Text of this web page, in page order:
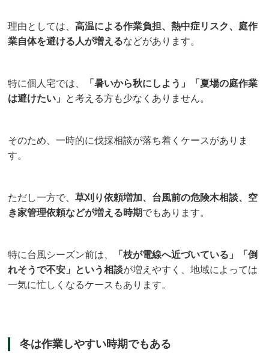
理由としては、高温による作業負担、熱中症リスク、庭作
業自体を避ける人が増えるなどがあります。
特に個人宅では、
「暑いから秋にしよう」「夏場の庭作業
は避けたい」 と考える方も少なくありません。
そのため、一時的に伐採相談が落ち着くケースがありま
す。
ただし一方で、草刈り依頼増加、台風前の危険木相談、空
き家管理依頼などが増える時期でもあります。
特に台風シーズン前は、
「枝が電線へ近づいている」「倒
れそうで不安」という相談が増えやすく、地域によっては
一気に忙しくなるケースもあります。
冬は作業しやすい時期でもある